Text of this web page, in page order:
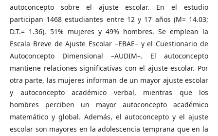
autoconcepto sobre el ajuste escolar. En el estudio
participan 1468 estudiantes entre 12 y 17 años (M= 14.03;
D.T.= 1.36), 51% mujeres y 49% hombres. Se emplean la
Escala Breve de Ajuste Escolar –EBAE– y el Cuestionario de
Autoconcepto Dimensional –AUDIM–. El autoconcepto
mantiene relaciones significativas con el ajuste escolar. Por
otra parte, las mujeres informan de un mayor ajuste escolar
y autoconcepto académico verbal, mientras que los
hombres perciben un mayor autoconcepto académico
matemático y global. Además, el autoconcepto y el ajuste
escolar son mayores en la adolescencia temprana que en la